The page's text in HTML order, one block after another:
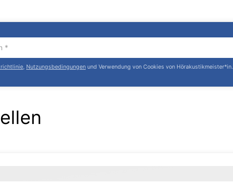
, Nutzungsbedingungen und Verwendung von Cookies von Hörakustikmeister*in.